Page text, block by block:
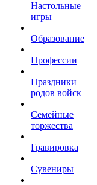
Настольные
игры
Образование
Профессии
Праздники
родов войск
Семейные
торжества
Гравировка
Сувениры